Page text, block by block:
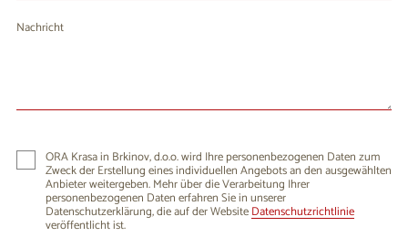
Nachricht
ORA Krasa in Brkinov, d.o.o. wird Ihre personenbezogenen Daten zum
Zweck der Erstellung eines individuellen Angebots an den ausgewählten
Anbieter weitergeben. Mehr über die Verarbeitung Ihrer
personenbezogenen Daten erfahren Sie in unserer
Datenschutzerklärung, die auf der WebsiteDatenschutzrichtlinie
veröffentlicht ist.